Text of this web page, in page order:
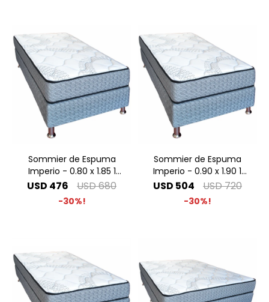
Sommier de Espuma
Imperio - 0.80 x 1.85 1
Plaza
USD 476 USD680
30
Sommier de Espuma
Imperio - 0.90 x 1.90 1
Plaza
USD 504 USD720
30